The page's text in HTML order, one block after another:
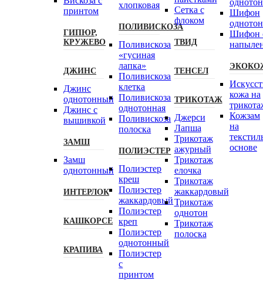
принтом
ГИПЮР,
КРУЖЕВО
ДЖИНС
Джинс
однотонный
Джинс с
вышивкой
ЗАМШ
Замш
однотонный
ИНТЕРЛОК
КАШКОРСЕ
КРАПИВА
хлопковая
ПОЛИВИСКОЗА
Поливискоза
«гусиная
лапка»
Поливискоза
клетка
Поливискоза
однотонная
Поливискоза
полоска
ПОЛИЭСТЕР
Полиэстeр
креш
Полиэстер
жаккардовый
Полиэстер
креп
Полиэстер
однотонный
Полиэстер
с
принтом
Сетка с
флоком
ТВИД
ТЕНСЕЛ
ТРИКОТАЖ
Джерси
Лапша
Трикотаж
ажурный
Трикотаж
елочка
Трикотаж
жаккардовый
Трикотаж
однотон
Трикотаж
полоска
Шифон
Шифон
кожа на
Кожзам
на
основе